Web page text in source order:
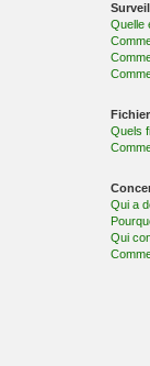
Quelle
Quels
Qui a
Qui